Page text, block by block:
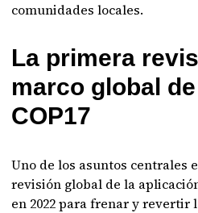
comunidades locales.
La primera
marco global
COP17
Uno de los asuntos centrales
revisión global de la
en 2022 para frenar y revertir